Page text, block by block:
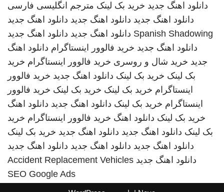
دانلود اهنگ جدید خرید بک لینک مترجم انگلیسی فارسی
دانلود اهنگ جدید دانلود اهنگ جدید دانلود اهنگ جدید
Spanish Shadowing دانلود اهنگ جدید دانلود اهنگ جدید
دانلود اهنگ جدید خرید فالوور اینستاگرام دانلود اهنگ
جدید خرید شال و روسری خرید فالوور اینستاگرام خرید
بک لینک خرید بک لینک دانلود اهنگ جدید خرید فالوور
اینستاگرام خرید بک لینک خرید بک لینک خرید فالوور
اینستاگرام خرید بک لینک دانلود اهنگ جدید دانلود اهنگ
خرید بک لینک دانلود اهنگ خرید فالوور اینستاگرام خرید
بک لینک دانلود اهنگ جدید دانلود اهنگ جدید خرید بک لینک
دانلود اهنگ جدید دانلود اهنگ جدید دانلود اهنگ جدید
دانلود اهنگ جدید Accident Replacement Vehicles
SEO Google Ads